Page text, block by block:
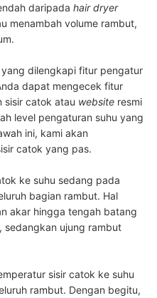
daripada hair dryer
menambah volume rambut,
dilengkapi fitur pengatur
dapat mengecek fitur
sisir catok atau website resmi
level pengaturan suhu yang
ini, kami akan
catok yang pas.
ke suhu sedang pada
bagian rambut. Hal
akar hingga tengah batang
sedangkan ujung rambut
sisir catok ke suhu
rambut. Dengan begitu,